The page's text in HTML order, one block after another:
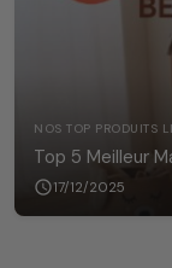
NOS TOP PRODUITS
Top 5 Meilleur
schedule17/12/2025